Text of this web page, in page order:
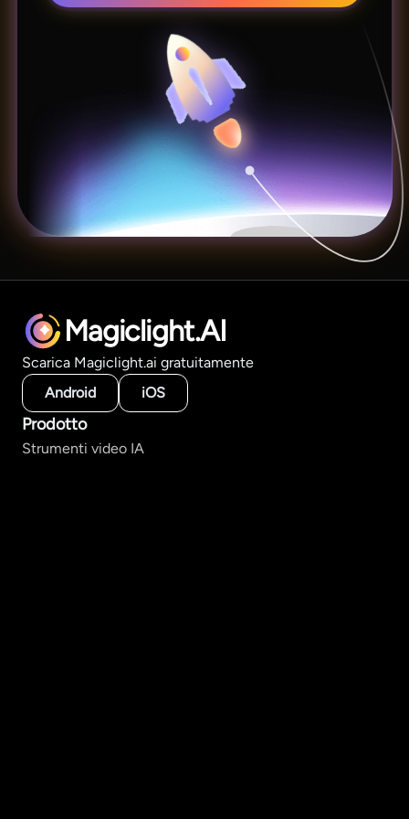
Magiclight.AI
Scarica Magiclight.ai gratuitamente
Android
iOS
Prodotto
Strumenti video IA